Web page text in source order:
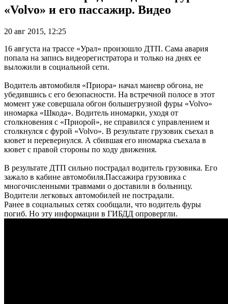
«Volvo» и его пассажир. Видео
20 авг 2015, 12:25
16 августа на трассе «Урал» произошло ДТП. Сама авария
попала на запись видеорегистратора и только на днях ее
выложили в социальной сети.
Водитель автомобиля «Приора» начал маневр обгона, не
убедившись с его безопасности. На встречной полосе в этот
момент уже совершала обгон большегрузной фуры «Volvo»
иномарка «Шкода». Водитель иномарки, уходя от
столкновения с «Приорой», не справился с управлением и
столкнулся с фурой «Volvo». В результате грузовик съехал в
кювет и перевернулся. А сбившая его иномарка съехала в
кювет с правой стороны по ходу движения.
В результате ДТП сильно пострадал водитель грузовика. Его
зажало в кабине автомобиля.Пассажира грузовика с
многочисленными травмами о доставили в больницу.
Водители легковых автомобилей не пострадали.
Ранее в социальных сетях сообщали, что водитель фуры
погиб. Но эту информации в ГИБДД опровергли.